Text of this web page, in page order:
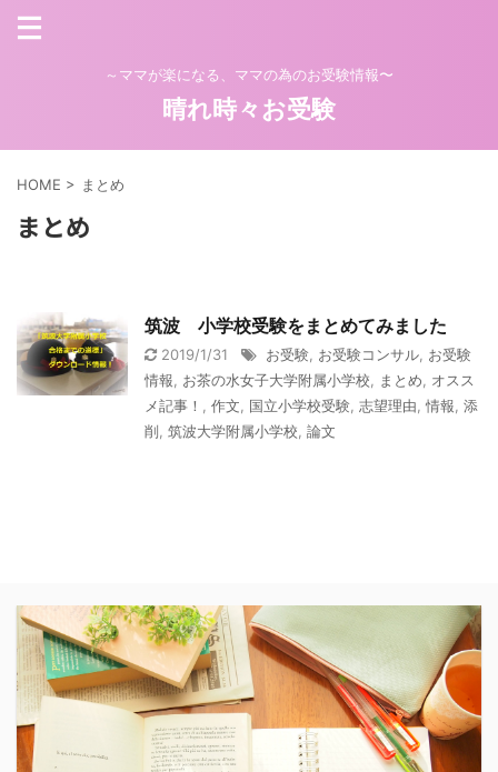
～ママが楽になる、ママの為のお受験情報〜
晴れ時々お受験
HOME > まとめ
まとめ
筑波 小学校受験をまとめてみました
2019/1/31 お受験 お受験コンサル お受験
情報
お茶の水女子大学附属小学校 まとめ
オスス
メ記事！
作文 国立小学校受験 志望理由 情報 添
削 筑波大学附属小学校 論文